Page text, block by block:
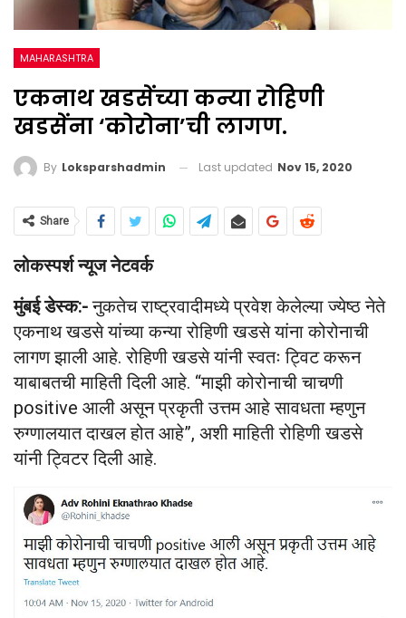
MAHARASHTRA
एकनाथ खडसेंच्या कन्या रोहिणी
खडसेंना ‘कोरोना’ची लागण.
By Loksparshadmin Last updated Nov 15, 2020
Share
लोकस्पर्श न्यूज नेटवर्क
मुंबई डेस्क:-नुकतेच राष्ट्रवादीमध्ये प्रवेश केलेल्या ज्येष्ठ नेते
एकनाथ खडसे यांच्या कन्या रोहिणी खडसे यांना कोरोनाची
लागण झाली आहे. रोहिणी खडसे यांनी स्वतः ट्विट करून
याबाबतची माहिती दिली आहे. “माझी कोरोनाची चाचणी
positive आली असून प्रकृती उत्तम आहे सावधता म्हणुन
रुग्णालयात दाखल होत आहे”, अशी माहिती रोहिणी खडसे
यांनी ट्विटर दिली आहे.